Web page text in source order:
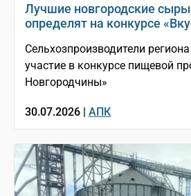
Лучшие новгородские
определят на конкурсе
Сельхозпроизводители
участие в конкурсе пищевой
Новгородчины»
30.07.2026 | АПК